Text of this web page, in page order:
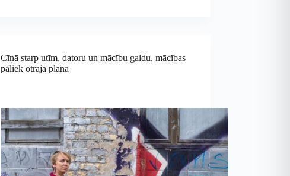
Cīņā starp utīm, datoru un mācību galdu, mācības
paliek otrajā plānā